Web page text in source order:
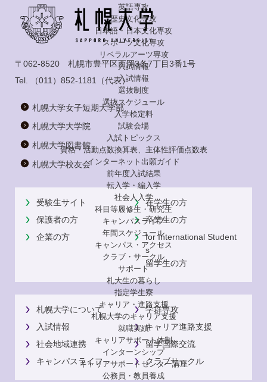
英語専攻
歴史文化専攻
日本語・日本文化専攻
スポーツ文化専攻
リベラルアーツ専攻
入試情報
入試情報
選抜制度
選抜スケジュール
入学検定料
試験会場
入試トピックス
資格・活動点数換算表、主体性評価点数表
インターネット出願ガイド
前年度入試結果
転入学・編入学
社会人入学
科目等履修生・研究生
キャンパスライフ
年間スケジュール
キャンパス・アクセス
クラブ・サークル
サポート
札大生の暮らし
指定学生寮
キャリア・進路支援
札幌大学のキャリア支援
就職実績
キャリアサポート体制
インターンシップ
キャリアサポートセンター講座
公務員・教員養成
〒062-8520 札幌市豊平区西岡3条7丁目3番1号
Tel.
（011）852-1181 （代表）
札幌大学女子短期大学部
札幌大学大学院
札幌大学図書館
札幌大学校友会
受験生サイト
在学生の方
保護者の方
卒業生の方
企業の方
for International Student
s
留学生の方
札幌大学について
学群専攻
入試情報
キャリア進路支援
社会地域連携
留学国際交流
キャンパスライフ
クラブサークル